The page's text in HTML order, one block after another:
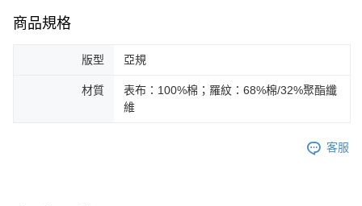
商品規格
版型 亞規
材質
表布：100%棉；羅紋：68%棉/32%聚酯纖
維
客服